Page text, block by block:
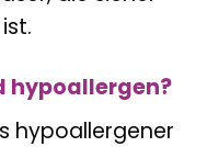
hypoallergen?
hypoallergener